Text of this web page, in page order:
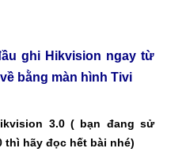
ghi Hikvision ngay từ
bằng màn hình Tivi
3.0 ( bạn đang sử
thì hãy đọc hết bài nhé)